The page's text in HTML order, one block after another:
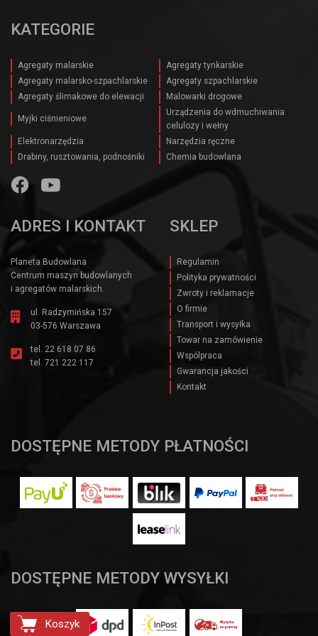
KATEGORIE
Agregaty malarskie
Agregaty tynkarskie
Agregaty malarsko-szpachlarskie
Agregaty szpachlarskie
Agregaty ślimakowe do elewacji
Malowarki drogowe
Myjki ciśnieniowe
Urządzenia do wdmuchiwania
celulozy i wełny
Elektronarzędzia
Narzędzia ręczne
Drabiny, rusztowania, podnośniki
Chemia budowlana
ADRES I KONTAKT
Planeta Budowlana
Centrum maszyn budowlanych
i agregatów malarskich.
ul. Radzymińska 157
03-576 Warszawa
tel. 22 618 07 86
tel. 721 222 117
SKLEP
Regulamin
Polityka prywatności
Zwroty i reklamacje
O firmie
Transport i wysyłka
Towar na zamówienie
Wspólpraca
Gwarancja jakości
Kontakt
DOSTĘPNE METODY PŁATNOŚCI
DOSTĘPNE METODY WYSYŁKI
Koszyk